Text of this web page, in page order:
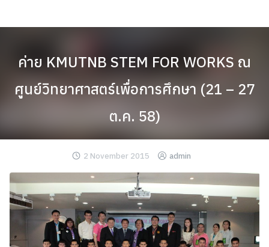
to
ค่าย KMUTNB STEM FOR WORKS ณ
ศูนย์วิทยาศาสตร์เพื่อการศึกษา (21 – 27
ต.ค. 58)
2 November 2015 admin